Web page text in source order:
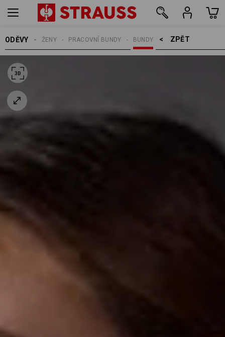
ODĚVY ZPĚT    >
BUNDY
PRACOVNÍ BUNDY
ŽENY